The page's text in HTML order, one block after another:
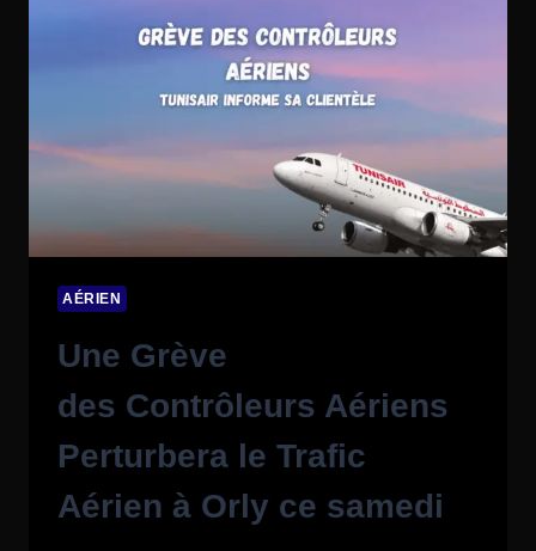
AÉRIEN
Une Grève
des Contrôleurs Aériens
Perturbera le Trafic
Aérien à Orly ce samedi